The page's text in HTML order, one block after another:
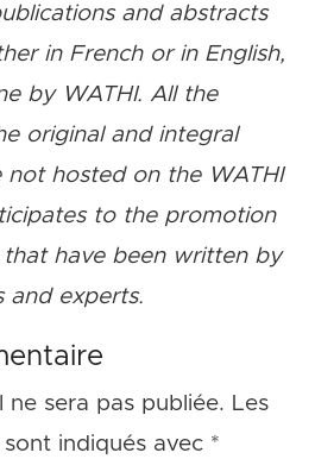
and abstracts
in French or in English,
by WATHI. All the
original and integral
hosted on the WATHI
to the promotion
have been written by
and experts.
ne sera pas publiée. Les
indiqués avec *